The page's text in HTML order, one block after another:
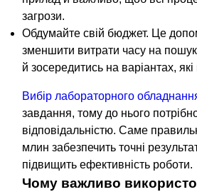
загрози.
Обдумайте свій бюджет. Це
зменшити витрати часу на
й зосередитись на варіантах,
Вибір лабораторного
завдання, тому до нього
відповідальністю. Саме
млин забезпечить точні
підвищить ефективність роботи.
Чому важливо